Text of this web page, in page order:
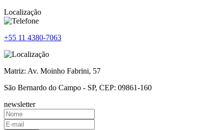
Localização
+55 11 4380-7063
Matriz: Av. Moinho Fabrini, 57
São Bernardo do Campo - SP, CEP: 09861-160
newsletter